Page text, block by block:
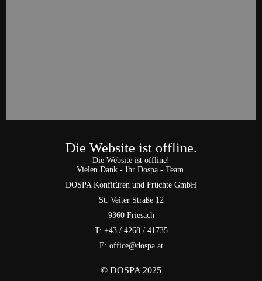
Die Website ist offline.
Die Website ist offline!
Vielen Dank - Ihr Dospa - Team.
DOSPA Konfitüren und Früchte GmbH
St. Veiter Straße 12
9360 Friesach
T: +43 / 4268 / 41735
E: office@dospa.at
© DOSPA 2025